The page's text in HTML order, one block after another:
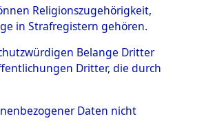
Religionszugehörigkeit,
in Strafregistern gehören.
Belange Dritter
Dritter, die durch
Daten nicht